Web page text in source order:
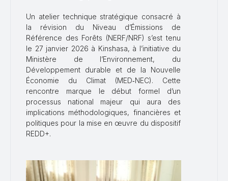
Un atelier technique stratégique consacré à
la révision du Niveau d’Émissions de
Référence des Forêts (NERF/NRF) s’est tenu
le 27 janvier 2026 à Kinshasa, à l’initiative du
Ministère de l’Environnement, du
Développement durable et de la Nouvelle
Économie du Climat (MED‑NEC). Cette
rencontre marque le début formel d’un
processus national majeur qui aura des
implications méthodologiques, financières et
politiques pour la mise en œuvre du dispositif
REDD+.